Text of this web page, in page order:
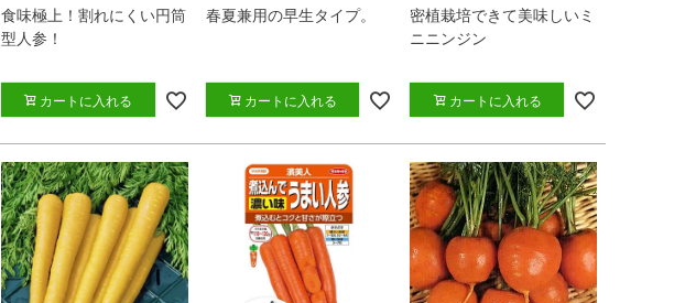
食味極上！割れにくい円筒
型人参！
カートに入れる
春夏兼用の早生タイプ。
カートに入れる
密植栽培できて美味しいミ
ニニンジン
カートに入れる